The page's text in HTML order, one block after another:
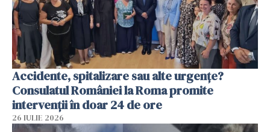
Accidente, spitalizare sau alte urgențe?
Consulatul României la Roma promite
intervenții în doar 24 de ore
26 IULIE 2026